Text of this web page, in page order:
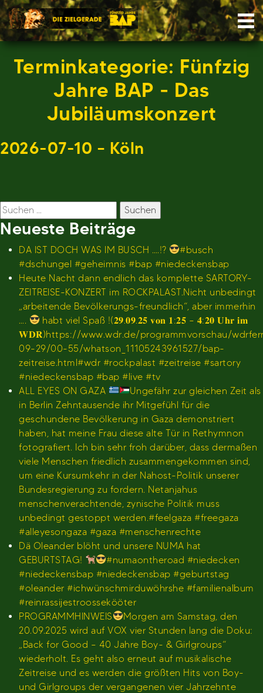
Skip
to
content
Terminkategorie: Fünfzig
Jahre BAP - Das
Jubiläumskonzert
2026-07-10 – Köln
Suchen
nach:
Neueste Beiträge
DA IST DOCH WAS IM BUSCH ….!?
#busch
#dschungel #geheimnis #bap #niedeckensbap
Heute Nacht dann endlich das komplette SARTORY-
ZEITREISE-KONZERT im ROCKPALAST.Nicht unbedingt
„arbeitende Bevölkerungs-freundlich“, aber immerhin
….
habt viel Spaß !(𝟐𝟗.𝟎𝟗.𝟐𝟓 𝐯𝐨𝐧 𝟏:𝟐𝟓 – 𝟒:𝟐𝟎 𝐔𝐡𝐫 𝐢𝐦
𝐖𝐃𝐑)https://www.wdr.de/programmvorschau/
09-29/00-55/whatson_11105243961527/bap-
zeitreise.html#wdr #rockpalast #zeitreise #sartory
#niedeckensbap #bap #live #tv
ALL EYES ON GAZA
Ungefähr zur gleichen Zeit als
in Berlin Zehntausende ihr Mitgefühl für die
geschundene Bevölkerung in Gaza demonstriert
haben, hat meine Frau diese alte Tür in Rethymnon
fotografiert. Ich bin sehr froh darüber, dass dermaßen
viele Menschen friedlich zusammengekommen sind,
um eine Kursumkehr in der Nahost-Politik unserer
Bundesregierung zu fordern. Netanjahus
menschenverachtende, zynische Politik muss
unbedingt gestoppt werden.#feelgaza #freegaza
#alleyesongaza #gaza #menschenrechte
Dä Oleander blöht und unsere NUMA hat
GEBURTSTAG!
#numaontheroad #niedecken
#niedeckensbap #niedeckensbap #geburtstag
#oleander #ichwünschmirduwöhrshe #familienalbum
#reinrassijestroossekööter
PROGRAMMHINWEIS
Morgen am Samstag, den
20.09.2025 wird auf VOX vier Stunden lang die Doku:
„Back for Good – 40 Jahre Boy- & Girlgroups“
wiederholt. Es geht also erneut auf musikalische
Zeitreise und es werden die größten Hits von Boy-
und Girlgroups der vergangenen vier Jahrzehnte